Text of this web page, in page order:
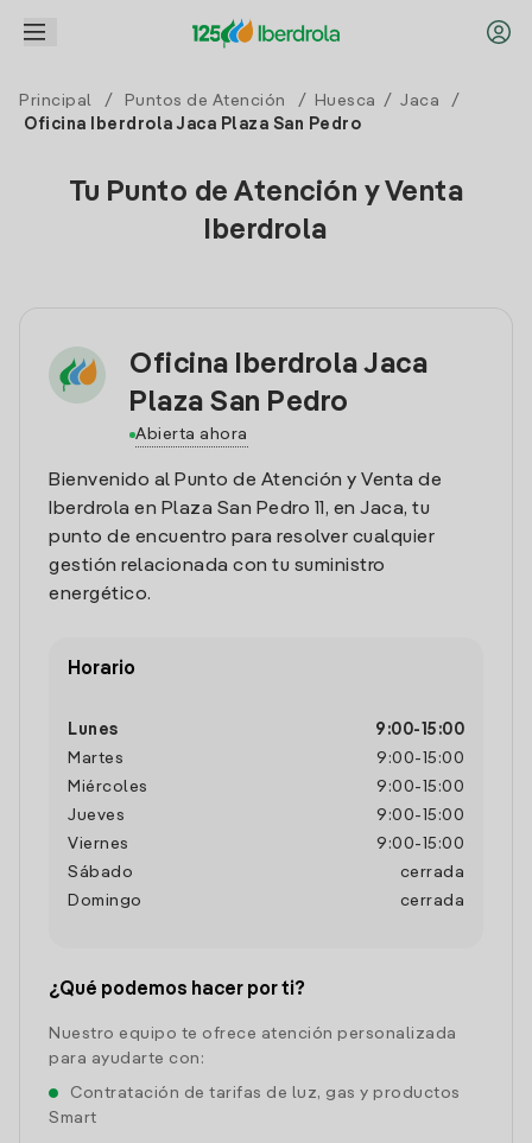
Principal / Puntos de Atención / Huesca / Jaca
/
Oficina Iberdrola Jaca Plaza San Pedro
Tu Punto de Atención y Venta
Iberdrola
Oficina Iberdrola Jaca
Plaza San Pedro
Abierta ahora
Bienvenido al Punto de Atención y Venta de
Iberdrola en Plaza San Pedro 11, en Jaca, tu
punto de encuentro para resolver cualquier
gestión relacionada con tu suministro
energético.
Horario
Lunes 9:00- 15:00
Martes
9:00- 15:00
Miércoles
9:00- 15:00
Jueves
9:00- 15:00
Viernes
9:00- 15:00
Sábado
cerrada
Domingo
cerrada
¿Qué podemos hacer por ti?
Nuestro equipo te ofrece atención personalizada
para ayudarte con:
Contratación de tarifas de luz, gas y productos
Smart